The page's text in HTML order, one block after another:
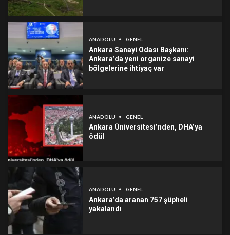
ANADOLU GENEL
Ankara Sanayi Odası Başkanı:
Ankara’da yeni organize sanayi
bölgelerine ihtiyaç var
ANADOLU GENEL
Ankara Üniversitesi’nden, DHA’ya
ödül
ANADOLU GENEL
Ankara’da aranan 757 şüpheli
yakalandı